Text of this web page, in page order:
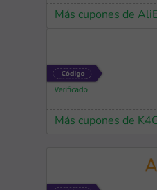
Más cupones de
Más cupones de